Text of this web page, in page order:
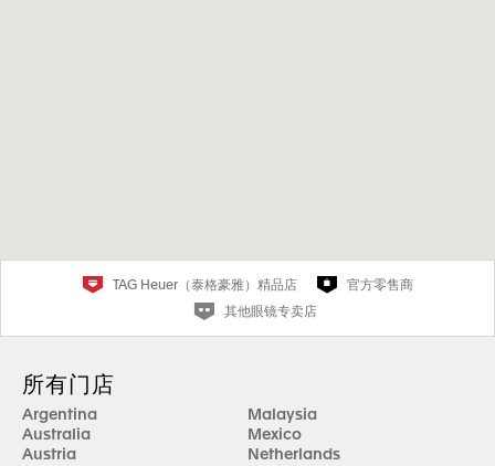
TAG Heuer（泰格豪雅）精品店
官方零售商
其他眼镜专卖店
所有门店
Argentina
Australia
Austria
Malaysia
Mexico
Netherlands